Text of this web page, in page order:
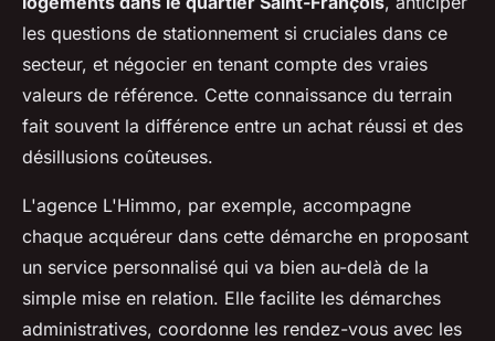
les questions de stationnement si cruciales dans ce
secteur, et négocier en tenant compte des vraies
valeurs de référence. Cette connaissance du terrain
fait souvent la différence entre un achat réussi et des
désillusions coûteuses.
L'agence L'Himmo, par exemple, accompagne
chaque acquéreur dans cette démarche en proposant
un service personnalisé qui va bien au-delà de la
simple mise en relation. Elle facilite les démarches
administratives, coordonne les rendez-vous avec les